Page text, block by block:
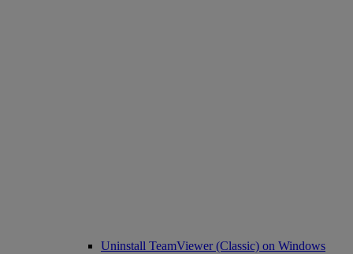
Uninstall TeamViewer (Classic) on Windows